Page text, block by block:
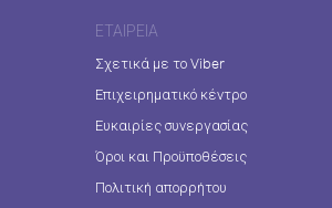
ΕΤΑΙΡΕΊΑ
Σχετικά με το Viber
Επιχειρηματικό κέντρο
Ευκαιρίες συνεργασίας
Όροι και Προϋποθέσεις
Πολιτική απορρήτου